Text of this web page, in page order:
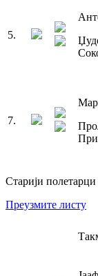
5.
7.
Старији полетарци
Преузмите листу